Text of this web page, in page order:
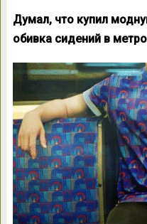
Думал, что купил
обивка сидений в метро